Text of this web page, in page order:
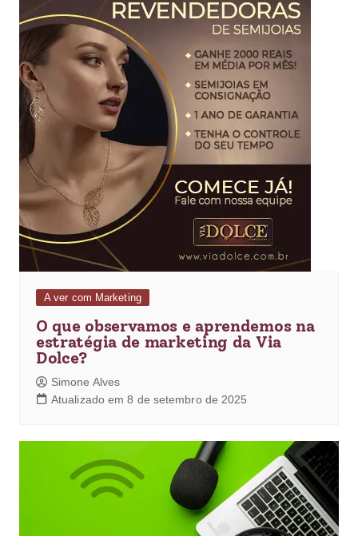
A ver com Marketing
O que observamos e aprendemos na
estratégia de marketing da Via
Dolce?
Simone Alves
Atualizado em 8 de setembro de 2025